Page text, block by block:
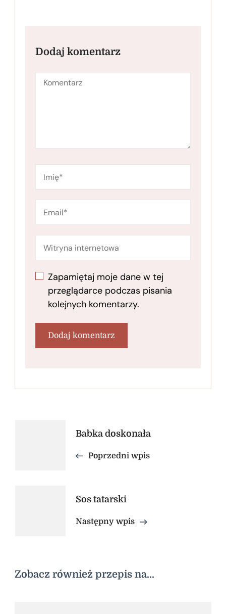
Dodaj komentarz
Zapamiętaj moje dane w tej
przeglądarce podczas pisania
kolejnych komentarzy.
NawigacjaBabka doskonała
Poprzedni wpis
Sos tatarski
Następny wpis
Zobacz również przepis na...